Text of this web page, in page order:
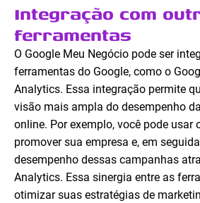
Integração com
ferramentas
O Google Meu Negócio pode ser
ferramentas do Google, como o
Analytics. Essa integração permite
visão mais ampla do desempenho
online. Por exemplo, você pode usar
promover sua empresa e, em
desempenho dessas campanhas
Analytics. Essa sinergia entre as
otimizar suas estratégias de